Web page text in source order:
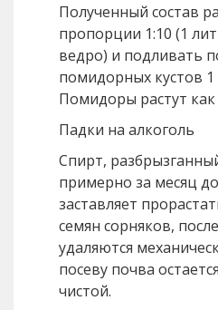
Полученный состав
пропорции 1:10 (1
ведро) и подливать
помидорных кустов 1
Помидоры растут
Падки на алкоголь
Спирт,
примерно за месяц
заставляет
семян сорняков,
удаляются
посеву почва
чистой.